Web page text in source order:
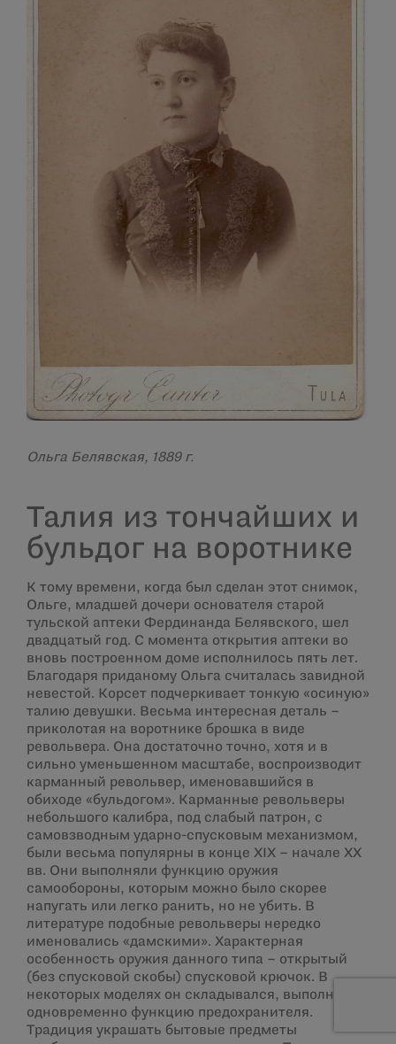
Ольга Белявская, 1889 г.
Талия из тончайших и
бульдог на воротнике
К тому времени, когда был сделан этот снимок,
Ольге, младшей дочери основателя старой
тульской аптеки Фердинанда Белявского, шел
двадцатый год. С момента открытия аптеки во
вновь построенном доме исполнилось пять лет.
Благодаря приданому Ольга считалась завидной
невестой. Корсет подчеркивает тонкую «осиную»
талию девушки. Весьма интересная деталь –
приколотая на воротнике брошка в виде
револьвера. Она достаточно точно, хотя и в
сильно уменьшенном масштабе, воспроизводит
карманный револьвер, именовавшийся в
обиходе «бульдогом». Карманные револьверы
небольшого калибра, под слабый патрон, с
самовзводным ударно-спусковым механизмом,
были весьма популярны в конце XIX – начале ХХ
вв. Они выполняли функцию оружия
самообороны, которым можно было скорее
напугать или легко ранить, но не убить. В
литературе подобные револьверы нередко
именовались «дамскими». Характерная
особенность оружия данного типа – открытый
(без спусковой скобы) спусковой крючок. В
некоторых моделях он складывался, выполняя
одновременно функцию предохранителя.
Традиция украшать бытовые предметы